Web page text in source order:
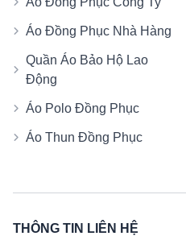
Áo Đồng Phục Nhà Hàng
Quần Áo Bảo Hộ Lao
Động
Áo Polo Đồng Phục
Áo Thun Đồng Phục
THÔNG TIN LIÊN HỆ